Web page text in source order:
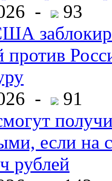
-
93
против
-
91
если на
рублей